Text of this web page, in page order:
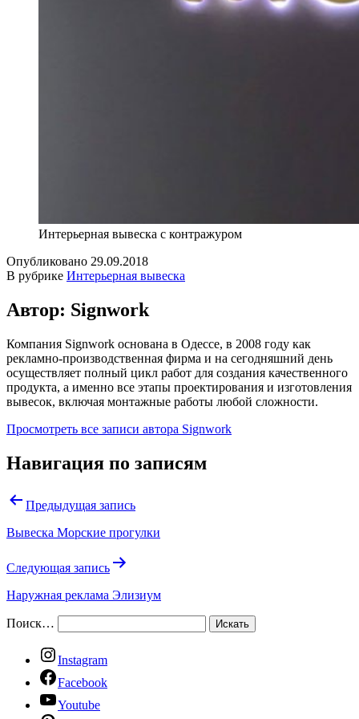
Интерьерная вывеска с контражуром
Опубликовано 29.09.2018
В рубрике Интерьерная вывеска
Автор: Signwork
Компания Signwork основана в Одессе, в 2008 году как
рекламно-производственная фирма и на сегодняшний день
осуществляет полный цикл работ для создания качественного
продукта, а именно все этапы проектирования и изготовления
вывесок, включая монтажные работы любой сложности.
Просмотреть все записи автора Signwork
Навигация по записям
Предыдущая запись
Вывеска Морские прогулки
Следующая запись
Наружная реклама Элизиум
Поиск…
Instagram
Facebook
Youtube